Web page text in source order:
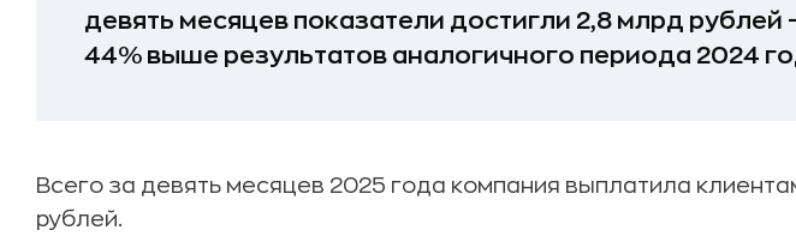
девять месяцев показатели достигли 2,8 млрд рублей
44% выше результатов аналогичного периода 2024
Всего за девять месяцев 2025 года компания выплатила
рублей.